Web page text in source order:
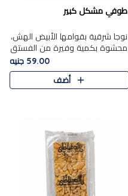
طوفي مشكل كبير
نوجا شرقية بقوامها الأبيض الهش،
محشوة بكمية وفيرة من الفستق
الفاخر لتمنحك نكهة غنية وقرمشة
مميزة في كل قطعة، لتجربة تجمع
بين الفخامة والمذاق..
59.00 جنيه
أضف